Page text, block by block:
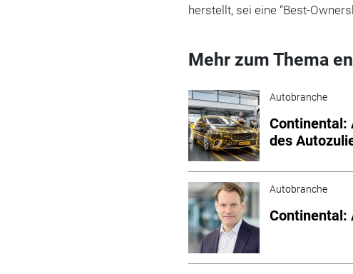
herstellt, sei eine “Best-
Mehr zum Thema
Autobranche
Continental:
des
Autobranche
Continental: